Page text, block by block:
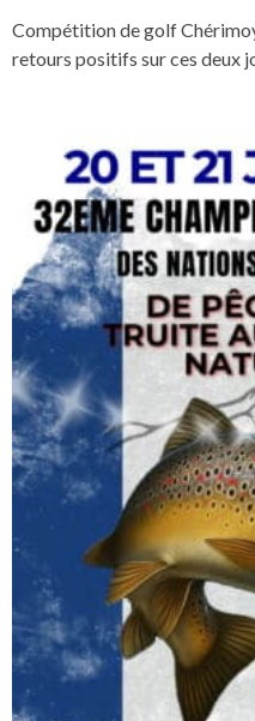
Compétition de golf
retours positifs sur ces deux